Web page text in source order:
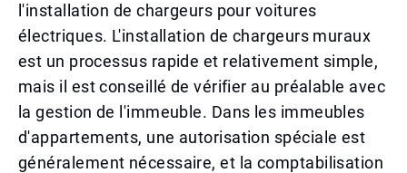
l'installation de chargeurs pour voitures
électriques. L'installation de chargeurs muraux
est un processus rapide et relativement simple,
mais il est conseillé de vérifier au préalable avec
la gestion de l'immeuble. Dans les immeubles
d'appartements, une autorisation spéciale est
généralement nécessaire, et la comptabilisation